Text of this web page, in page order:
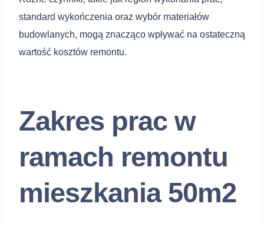
standard wykończenia oraz wybór materiałów
budowlanych, mogą znacząco wpływać na ostateczną
wartość kosztów remontu.
Zakres prac w
ramach remontu
mieszkania 50m2